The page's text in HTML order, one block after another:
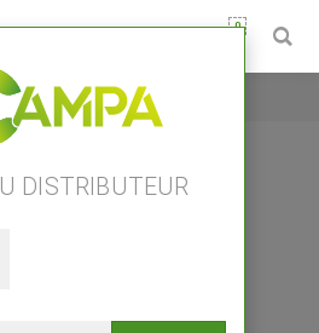
0
SOC TWIST RÉVERSIBLE
RÉVERSIBLE
DISTRIBUTEUR